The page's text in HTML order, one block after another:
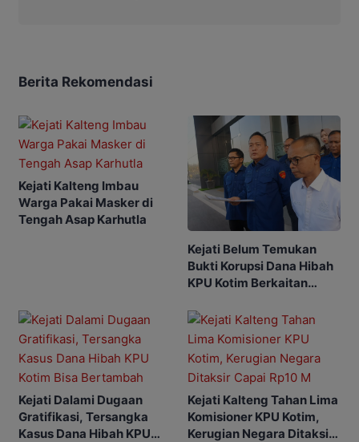
Berita Rekomendasi
Kejati Kalteng Imbau
Warga Pakai Masker di
Tengah Asap Karhutla
Kejati Belum Temukan
Bukti Korupsi Dana Hibah
KPU Kotim Berkaitan
Kejati Dalami Dugaan
Gratifikasi, Tersangka
Kasus Dana Hibah KPU
Kejati Kalteng Tahan Lima
Komisioner KPU Kotim,
Kerugian Negara Ditaksir